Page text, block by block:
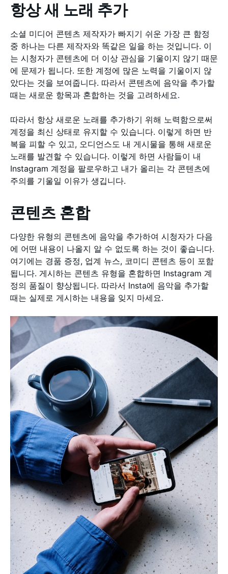
항상 새 노래 추가
소셜 미디어 콘텐츠 제작자가 빠지기 쉬운 가장 큰 함정
중 하나는 다른 제작자와 똑같은 일을 하는 것입니다. 이
는 시청자가 콘텐츠에 더 이상 관심을 기울이지 않기 때문
에 문제가 됩니다. 또한 계정에 많은 노력을 기울이지 않
았다는 것을 보여줍니다. 따라서 콘텐츠에 음악을 추가할
때는 새로운 항목과 혼합하는 것을 고려하세요.
따라서 항상 새로운 노래를 추가하기 위해 노력함으로써
계정을 최신 상태로 유지할 수 있습니다. 이렇게 하면 반
복을 피할 수 있고, 오디언스도 내 게시물을 통해 새로운
노래를 발견할 수 있습니다. 이렇게 하면 사람들이 내
Instagram 계정을 팔로우하고 내가 올리는 각 콘텐츠에
주의를 기울일 이유가 생깁니다.
콘텐츠 혼합
다양한 유형의 콘텐츠에 음악을 추가하여 시청자가 다음
에 어떤 내용이 나올지 알 수 없도록 하는 것이 좋습니다.
여기에는 경품 증정, 업계 뉴스, 코미디 콘텐츠 등이 포함
됩니다. 게시하는 콘텐츠 유형을 혼합하면 Instagram 계
정의 품질이 향상됩니다. 따라서 Insta에 음악을 추가할
때는 실제로 게시하는 내용을 잊지 마세요.